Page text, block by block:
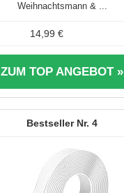
Weihnachtsmann & ...
14,99 €
ZUM TOP ANGEBOT »
4